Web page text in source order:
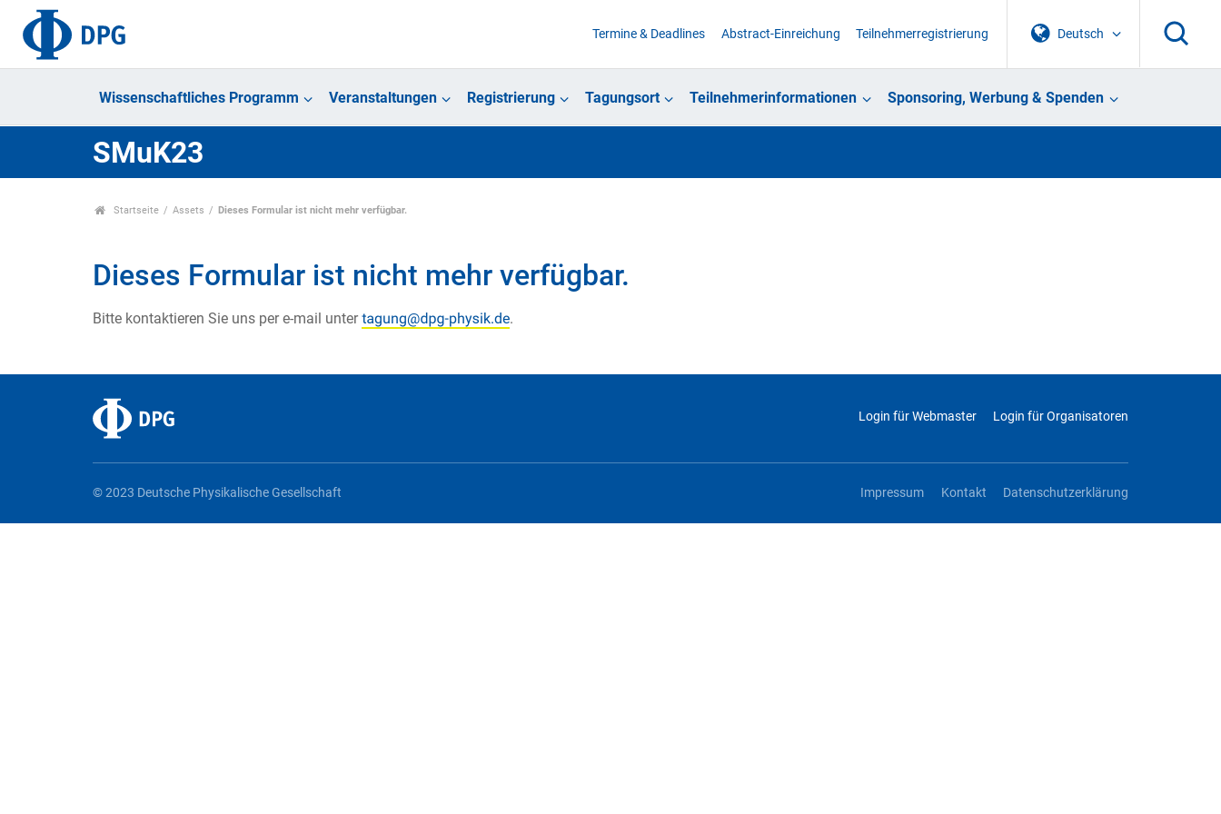
Deutsch
Termine & Deadlines Abstract-Einreichung Teilnehmerregistrierung
Wissenschaftliches Programm Veranstaltungen Registrierung Tagungsort Teilnehmerinformationen Sponsoring, Werbung & Spenden
SMuK23
Startseite Assets Dieses Formular ist nicht mehr verfügbar.
Dieses Formular ist nicht mehr verfügbar.
Bitte kontaktieren Sie uns per e-mail unter .
Login für Webmaster Login für Organisatoren
© 2023 Deutsche Physikalische Gesellschaft Impressum Kontakt Datenschutzerklärung